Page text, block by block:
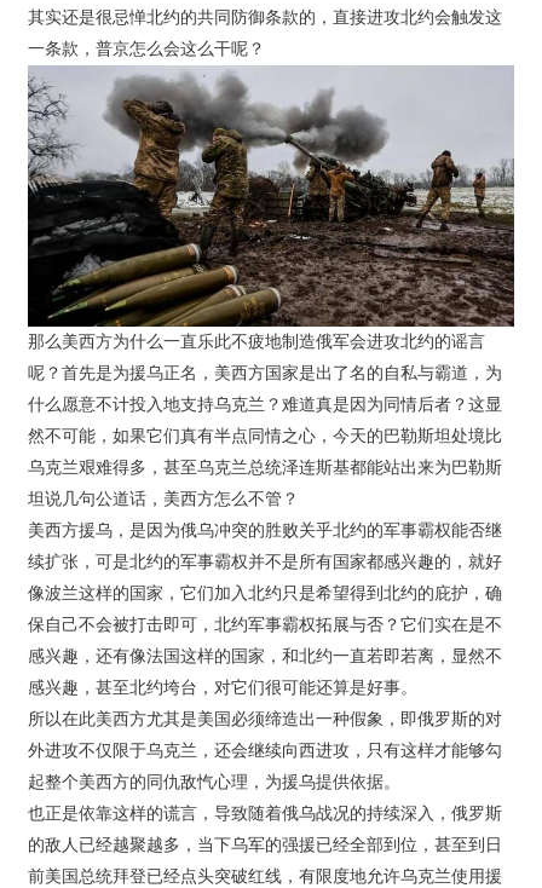
其实还是很忌惮北约的共同防御条款的，直接进攻北约会触发这
一条款，普京怎么会这么干呢？
那么美西方为什么一直乐此不疲地制造俄军会进攻北约的谣言
呢？首先是为援乌正名，美西方国家是出了名的自私与霸道，为
什么愿意不计投入地支持乌克兰？难道真是因为同情后者？这显
然不可能，如果它们真有半点同情之心，今天的巴勒斯坦处境比
乌克兰艰难得多，甚至乌克兰总统泽连斯基都能站出来为巴勒斯
坦说几句公道话，美西方怎么不管？
美西方援乌，是因为俄乌冲突的胜败关乎北约的军事霸权能否继
续扩张，可是北约的军事霸权并不是所有国家都感兴趣的，就好
像波兰这样的国家，它们加入北约只是希望得到北约的庇护，确
保自己不会被打击即可，北约军事霸权拓展与否？它们实在是不
感兴趣，还有像法国这样的国家，和北约一直若即若离，显然不
感兴趣，甚至北约垮台，对它们很可能还算是好事。
所以在此美西方尤其是美国必须缔造出一种假象，即俄罗斯的对
外进攻不仅限于乌克兰，还会继续向西进攻，只有这样才能够勾
起整个美西方的同仇敌忾心理，为援乌提供依据。
也正是依靠这样的谎言，导致随着俄乌战况的持续深入，俄罗斯
的敌人已经越聚越多，当下乌军的强援已经全部到位，甚至到日
前美国总统拜登已经点头突破红线，有限度地允许乌克兰使用援